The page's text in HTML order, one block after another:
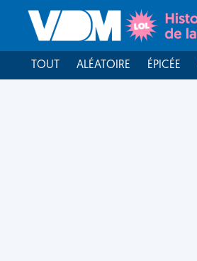
TOUT ALÉATOIRE ÉPICÉE